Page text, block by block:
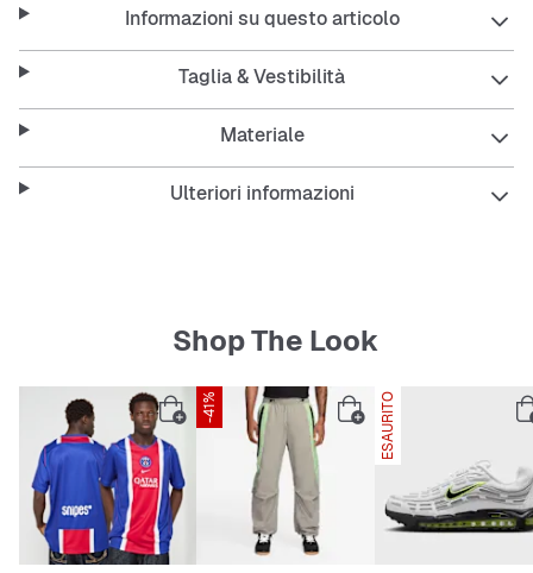
Informazioni su questo articolo
Taglia & Vestibilità
Materiale
Ulteriori informazioni
Shop The Look
-41% ESAURITO ESCLUSIVA SNIPES